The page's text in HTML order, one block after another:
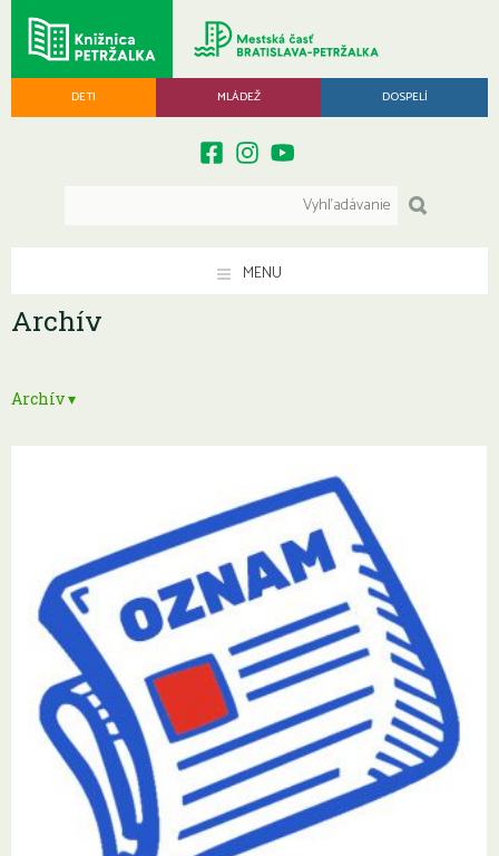
DETI MLÁDEŽ DOSPELÍ
MENU
Archív
Archív ▾